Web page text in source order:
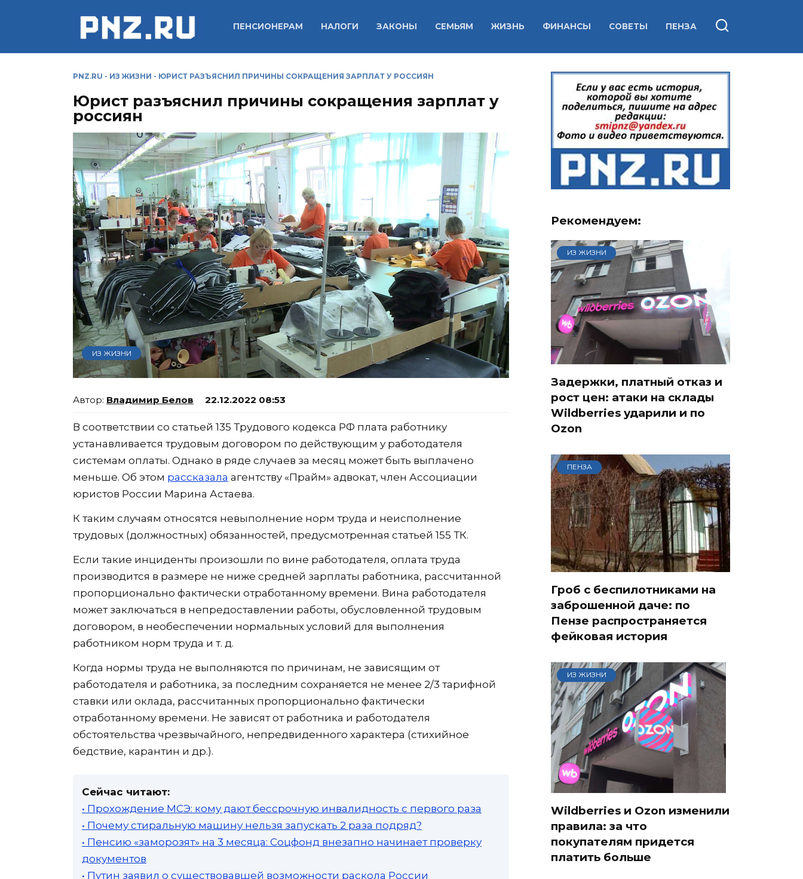
ПЕНСИОНЕРАМ НАЛОГИ ЗАКОНЫ СЕМЬЯМ ЖИЗНЬ ФИНАНСЫ СОВЕТЫ ПЕНЗА
PNZ.RU - ИЗ ЖИЗНИ - ЮРИСТ РАЗЪЯСНИЛ ПРИЧИНЫ СОКРАЩЕНИЯ ЗАРПЛАТ У РОССИЯН
Юрист разъяснил причины сокращения зарплат у
россиян
ИЗ ЖИЗНИ
Владимир Белов 22.12.2022 08:53
В соответствии со статьей 135 Трудового кодекса РФ плата работнику
устанавливается трудовым договором по действующим у работодателя
системам оплаты. Однако в ряде случаев за месяц может быть выплачено
меньше. Об этом рассказала агентству «Прайм» адвокат, член Ассоциации
юристов России Марина Астаева.
К таким случаям относятся невыполнение норм труда и неисполнение
трудовых (должностных) обязанностей, предусмотренная статьей 155 ТК.
Если такие инциденты произошли по вине работодателя, оплата труда
производится в размере не ниже средней зарплаты работника, рассчитанной
пропорционально фактически отработанному времени. Вина работодателя
может заключаться в непредоставлении работы, обусловленной трудовым
договором, в необеспечении нормальных условий для выполнения
работником норм труда и т. д.
Когда нормы труда не выполняются по причинам, не зависящим от
работодателя и работника, за последним сохраняется не менее 2/3 тарифной
ставки или оклада, рассчитанных пропорционально фактически
отработанному времени. Не зависят от работника и работодателя
обстоятельства чрезвычайного, непредвиденного характера (стихийное
бедствие, карантин и др.).
Сейчас читают:
• Прохождение МСЭ: кому дают бессрочную инвалидность с первого раза
• Почему стиральную машину нельзя запускать 2 раза подряд?
• Пенсию «заморозят» на 3 месяца: Соцфонд внезапно начинает проверку
документов
• Путин заявил о существовавшей возможности раскола России
Рекомендуем:
ИЗ ЖИЗНИ
Задержки, платный отказ и
рост цен: атаки на склады
Wildberries ударили и по
Ozon
ПЕНЗА
Гроб с беспилотниками на
заброшенной даче: по
Пензе распространяется
фейковая история
ИЗ ЖИЗНИ
Wildberries и Ozon изменили
правила: за что
покупателям придется
платить больше